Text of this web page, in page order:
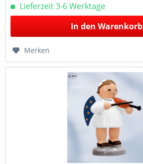
Lieferzeit 3-6 Werktage
In den Warenkorb
Merken